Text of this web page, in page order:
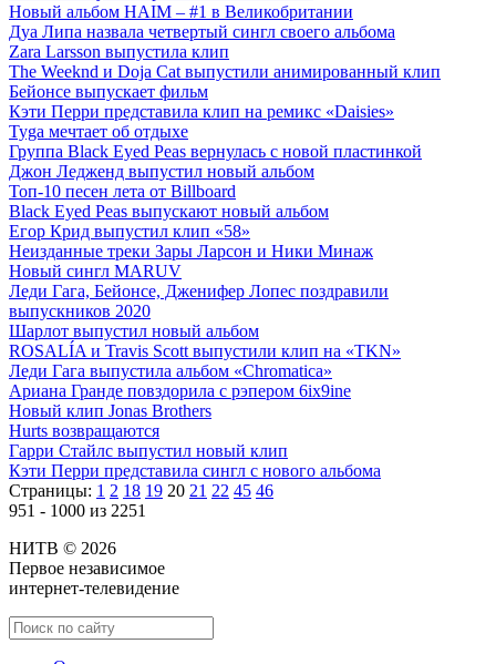
Новый альбом HAIM – #1 в Великобритании
Дуа Липа назвала четвертый сингл своего альбома
Zara Larsson выпустила клип
The Weeknd и Doja Cat выпустили анимированный клип
Бейонсе выпускает фильм
Кэти Перри представила клип на ремикс «Daisies»
Tyga мечтает об отдыхе
Группа Black Eyed Peas вернулась с новой пластинкой
Джон Ледженд выпустил новый альбом
Топ-10 песен лета от Billboard
Black Eyed Peas выпускают новый альбом
Егор Крид выпустил клип «58»
Неизданные треки Зары Ларсон и Ники Минаж
Новый сингл MARUV
Леди Гага, Бейонсе, Дженифер Лопес поздравили
выпускников 2020
Шарлот выпустил новый альбом
ROSALÍA и Travis Scott выпустили клип на «TKN»
Леди Гага выпустила альбом «Chromatica»
Ариана Гранде повздорила с рэпером 6ix9ine
Новый клип Jonas Brothers
Hurts возвращаются
Гарри Стайлс выпустил новый клип
Кэти Перри представила сингл с нового альбома
Страницы: 1 2 18 19 20 21 22 45 46
951 - 1000 из 2251
НИТВ © 2026
Первое независимое
интернет-телевидение